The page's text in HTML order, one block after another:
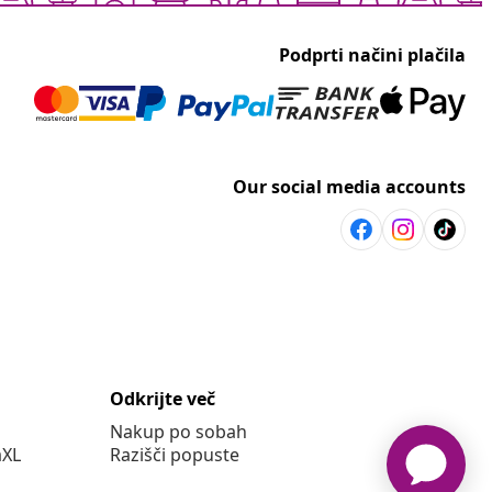
Podprti načini plačila
Our social media accounts
Odkrijte več
Nakup po sobah
Razišči popuste